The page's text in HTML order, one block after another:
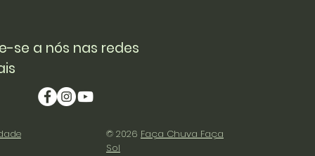
se a nós nas redes
© 2026 Faça Chuva Faça
Sol